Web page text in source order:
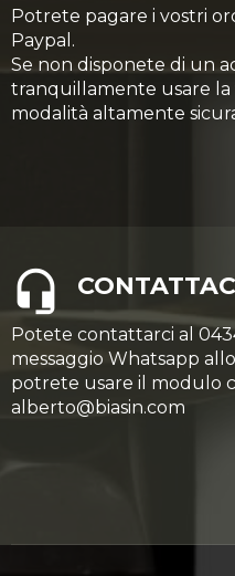
Potrete pagare i vostri
Paypal.
Se non disponete di un
tranquillamente usare la
modalità altamente
Potete contattarci al
messaggio Whatsapp
potrete usare il modulo
alberto@biasin.com